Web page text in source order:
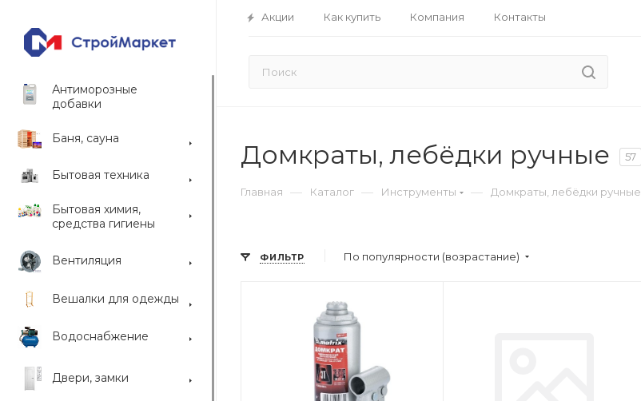
Акции Как купить Компания Контакты
Антиморозные
добавки
Баня, сауна
Бытовая техника
Бытовая химия,
средства гигиены
Вентиляция
Вешалки для одежды
Водоснабжение
Двери, замки
Домкраты, лебёдки ручные 57
Главная — Каталог — Инструменты — Домкраты, лебёдки ручные
ФИЛЬТР По популярности (возрастание)